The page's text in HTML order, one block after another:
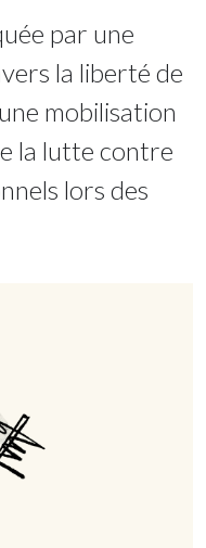
par une
la liberté de
mobilisation
la lutte contre
lors des